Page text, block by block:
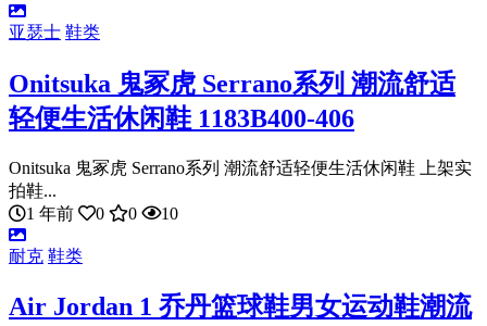
亚瑟士 鞋类
Onitsuka 鬼冢虎 Serrano系列 潮流舒适
轻便生活休闲鞋 1183B400-406
Onitsuka 鬼冢虎 Serrano系列 潮流舒适轻便生活休闲鞋 上架实
拍鞋...
1 年前
0 0 10
耐克 鞋类
Air Jordan 1 乔丹篮球鞋男女运动鞋潮流